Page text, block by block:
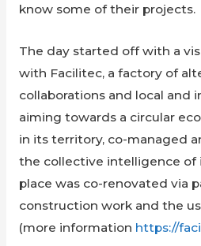
know some of their projects.
The day started off with a
with Facilitec, a factory of
collaborations and local and
aiming towards a circular
in its territory, co-managed
the collective intelligence of
place was co-renovated via
construction work and the
(more information https://